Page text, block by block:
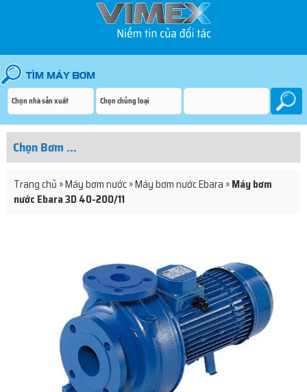
Trang chủ »Máy bơm nước»Máy bơm nước Ebara »Máy bơm
nước Ebara 3D 40-200/11